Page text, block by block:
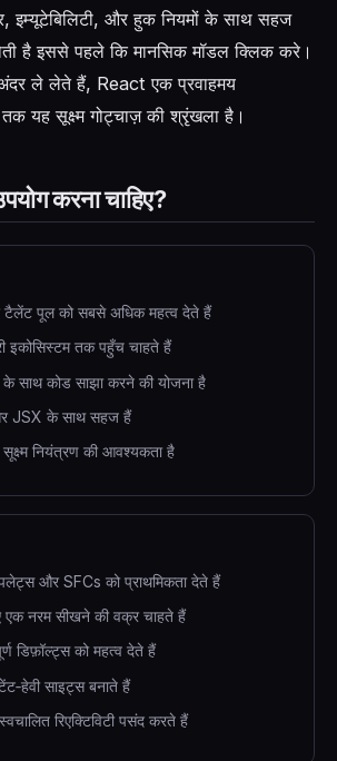
और हुक नियमों के साथ सहज
है इससे पहले कि मानसिक मॉडल क्लिक करे।
ले लेते हैं, React एक प्रवाहमय
यह सूक्ष्म गोट्चाज़ की श्रृंखला है।
करना चाहिए?
टैलेंट पूल को सबसे अधिक महत्व देते हैं
इकोसिस्टम तक पहुँच चाहते हैं
साथ कोड साझा करने की योजना है
JSX के साथ सहज हैं
नियंत्रण की आवश्यकता है
और SFCs को प्राथमिकता देते हैं
एक नरम सीखने की वक्र चाहते हैं
डिफ़ॉल्ट्स को महत्व देते हैं
साइट्स बनाते हैं
रिएक्टिविटी पसंद करते हैं